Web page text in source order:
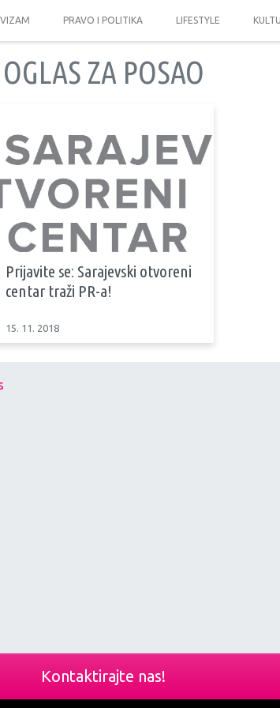
PRAVO I POLITIKA LIFESTYLE
OGLAS ZA POSAO
Prijavite se: Sarajevski otvoreni
centar traži PR-a!
15. 11. 2018
Kontaktirajte nas!